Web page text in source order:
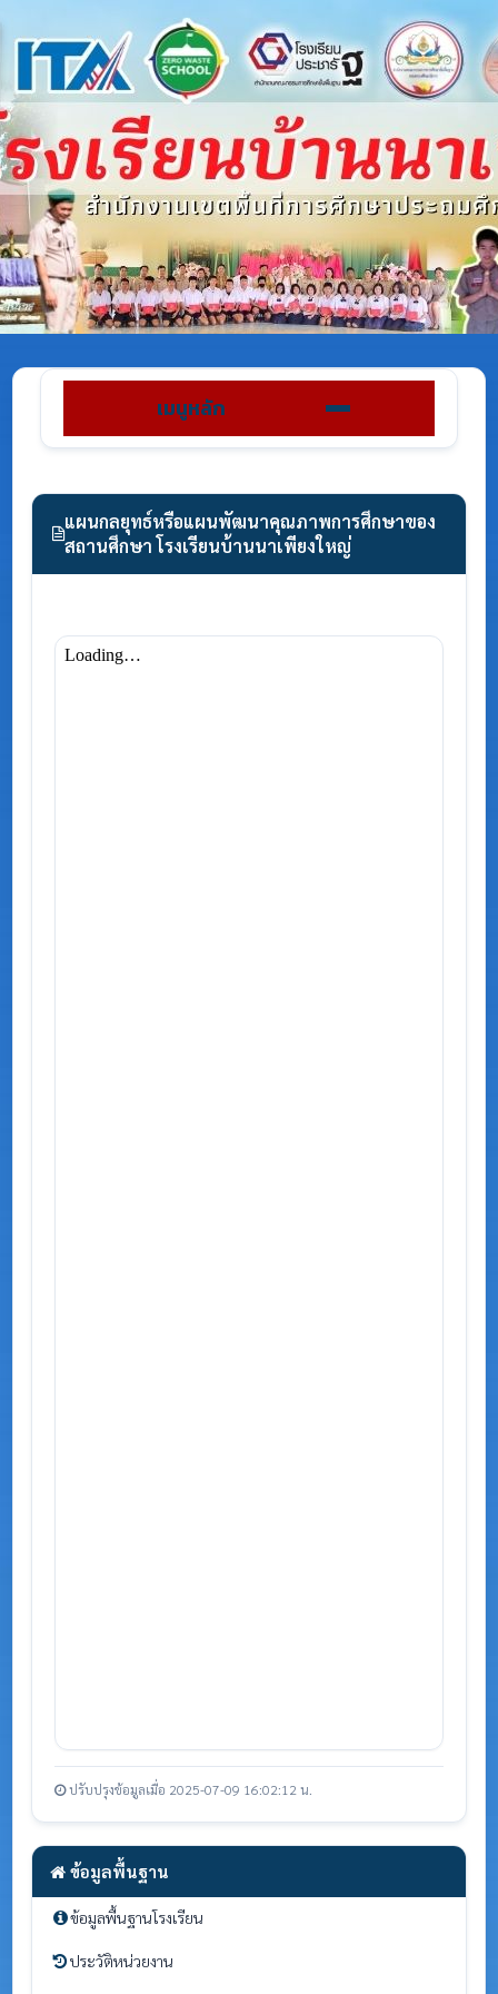
เมนูหลัก
ข้อมูลพื้นฐาน
ข้อมูลพื้นฐานโรงเรียน
ประวัติหน่วยงาน
แผนกลยุทธ์หรือแผนพัฒนาคุณภาพการศึกษาของ
สถานศึกษา โรงเรียนบ้านนาเพียงใหญ่
ปรับปรุงข้อมูลเมื่อ 2025-07-09 16:02:12 น.